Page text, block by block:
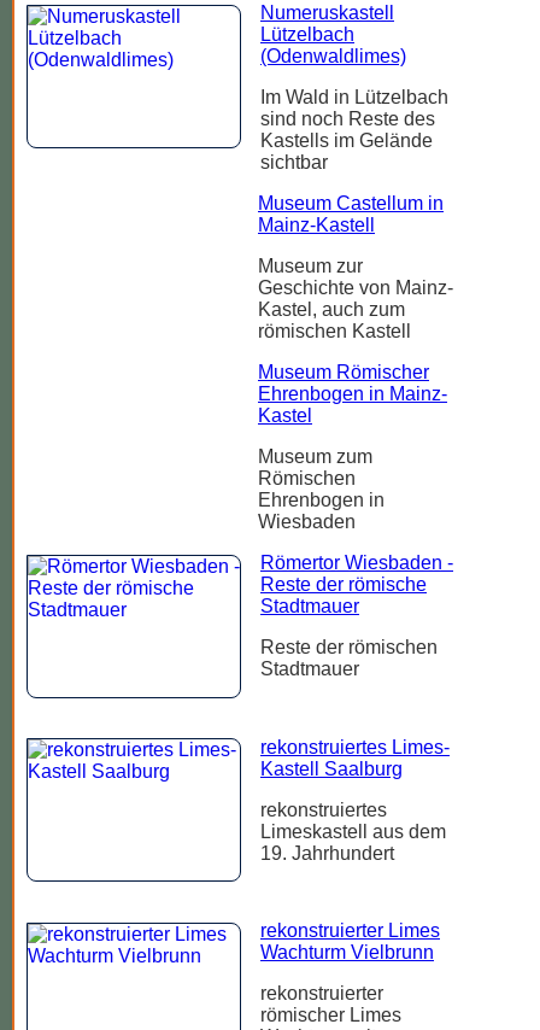
Numeruskastell
Lützelbach
(Odenwaldlimes)
Im Wald in Lützelbach
sind noch Reste des
Kastells im Gelände
sichtbar
Museum Castellum in
Mainz-Kastell
Museum zur
Geschichte von Mainz-
Kastel, auch zum
römischen Kastell
Museum Römischer
Ehrenbogen in Mainz-
Kastel
Museum zum
Römischen
Ehrenbogen in
Wiesbaden
Römertor Wiesbaden -
Reste der römische
Stadtmauer
Reste der römischen
Stadtmauer
rekonstruiertes Limes-
Kastell Saalburg
rekonstruiertes
Limeskastell aus dem
19. Jahrhundert
rekonstruierter Limes
Wachturm Vielbrunn
rekonstruierter
römischer Limes